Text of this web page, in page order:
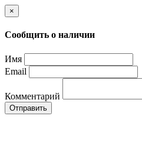
×
Сообщить о наличии
Имя
Email
Комментарий
Отправить